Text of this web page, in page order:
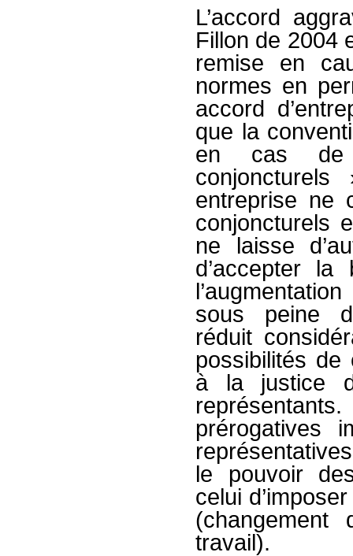
L’accord
Fillon de 2004
remise en
normes en
accord
que la
en cas de
entreprise ne
conjoncturels
ne laisse
d’accepter
sous peine
réduit
possibilités
à la justice
prérogatives
le pouvoir
celui
travail).